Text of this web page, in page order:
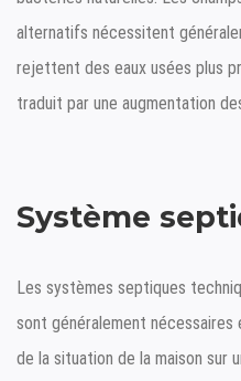
alternatifs nécessitent
rejettent des eaux usées plus
traduit par une augmentation
Système
Les systèmes septiques
sont généralement nécessaires
de la situation de la maison sur